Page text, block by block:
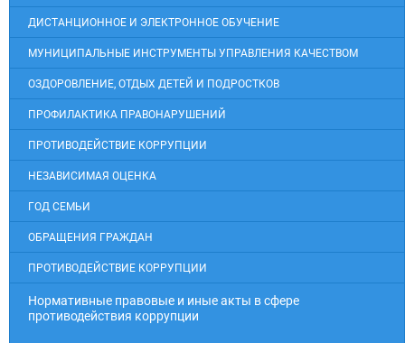
ДИСТАНЦИОННОЕ И ЭЛЕКТРОННОЕ ОБУЧЕНИЕ
МУНИЦИПАЛЬНЫЕ ИНСТРУМЕНТЫ УПРАВЛЕНИЯ КАЧЕСТВОМ
ОЗДОРОВЛЕНИЕ, ОТДЫХ ДЕТЕЙ И ПОДРОСТКОВ
ПРОФИЛАКТИКА ПРАВОНАРУШЕНИЙ
ПРОТИВОДЕЙСТВИЕ КОРРУПЦИИ
НЕЗАВИСИМАЯ ОЦЕНКА
ГОД СЕМЬИ
ОБРАЩЕНИЯ ГРАЖДАН
ПРОТИВОДЕЙСТВИЕ КОРРУПЦИИ
Нормативные правовые и иные акты в сфере
противодействия коррупции